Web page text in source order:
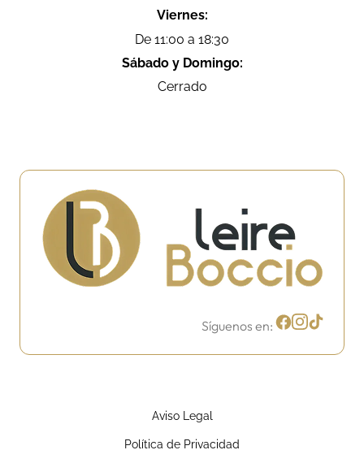
Viernes:
De 11:00 a 18:30
Sábado y Domingo:
Cerrado
Síguenos en:
Aviso Legal
Política de Privacidad